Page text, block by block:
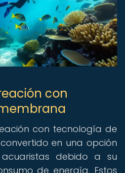
con
con tecnología de
en una opción
debido a su
de energía. Estos